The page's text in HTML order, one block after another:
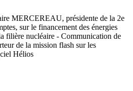
MERCEREAU, présidente de la 2e
sur le financement des énergies
filière nucléaire - Communication de
de la mission flash sur les
Hélios